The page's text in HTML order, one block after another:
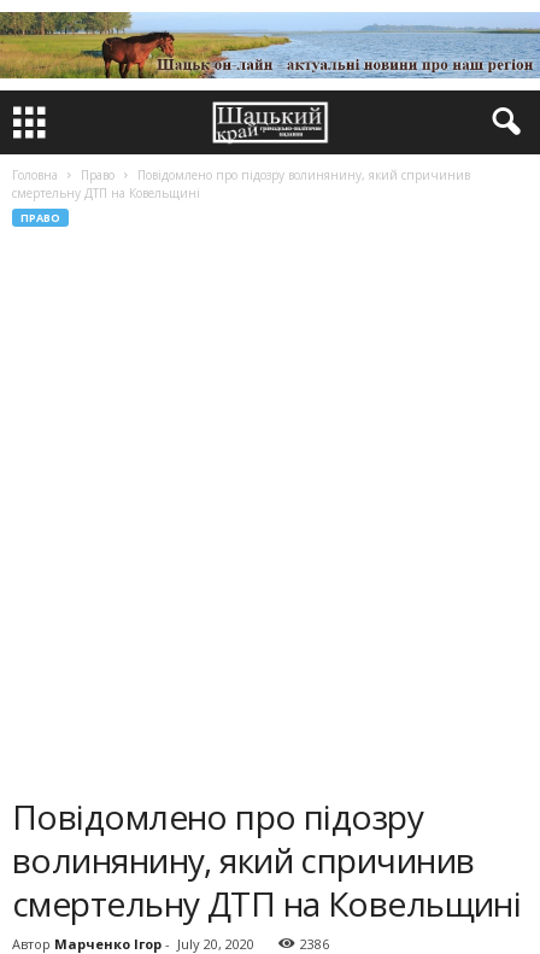
Головна Право
Повідомлено про підозру волинянину, який спричинив
смертельну ДТП на Ковельщині
ПРАВО
Повідомлено про підозру
волинянину, який спричинив
смертельну ДТП на Ковельщині
Автор Марченко Ігор - July 20, 2020 2386